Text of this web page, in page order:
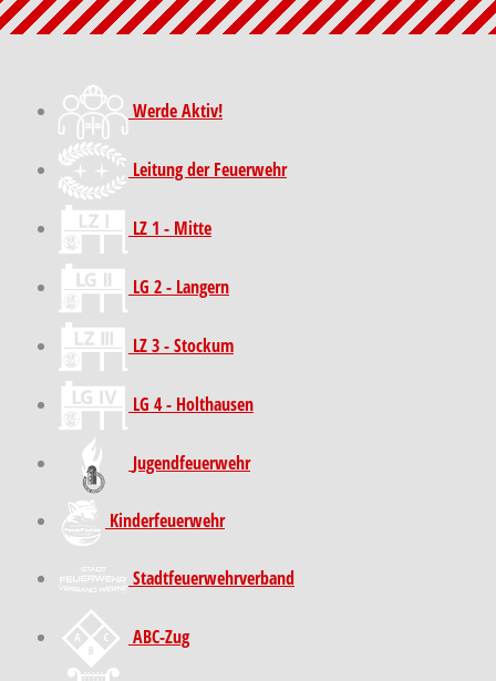
Werde Aktiv!
Leitung der Feuerwehr
LZ 1 - Mitte
LG 2 - Langern
LZ 3 - Stockum
LG 4 - Holthausen
Jugendfeuerwehr
Kinder­feuer­wehr
Stadt­feuer­wehr­verband
ABC-Zug